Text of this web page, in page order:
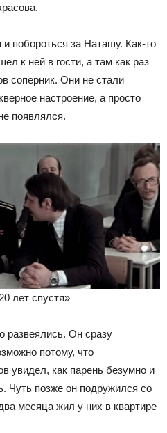
побороться за Наташу. Как-то
к ней в гости, а там как раз
соперник. Они не стали
настроение, а просто
появлялся.
лет спустя»
развеялись. Он сразу
потому, что
увидел, как парень безумно и
Чуть позже он подружился со
месяца жил у них в квартире